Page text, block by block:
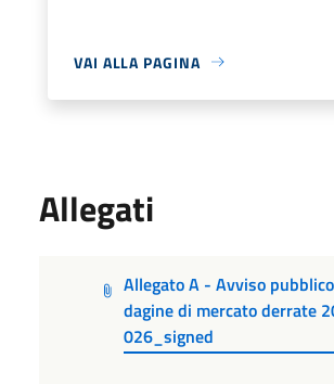
VAI ALLA PAGINA
Allegati
Allegato A - Avviso
dagine di mercato derrate
026_signed